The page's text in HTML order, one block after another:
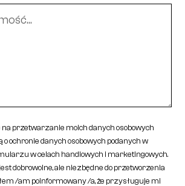
przetwarzanie moich danych osobowych
o ochronie danych osobowych podanych w
w celach handlowych i marketingowych.
dobrowolne, ale niezbędne do przetworzenia
/am poinformowany /a, że przysługuje mi